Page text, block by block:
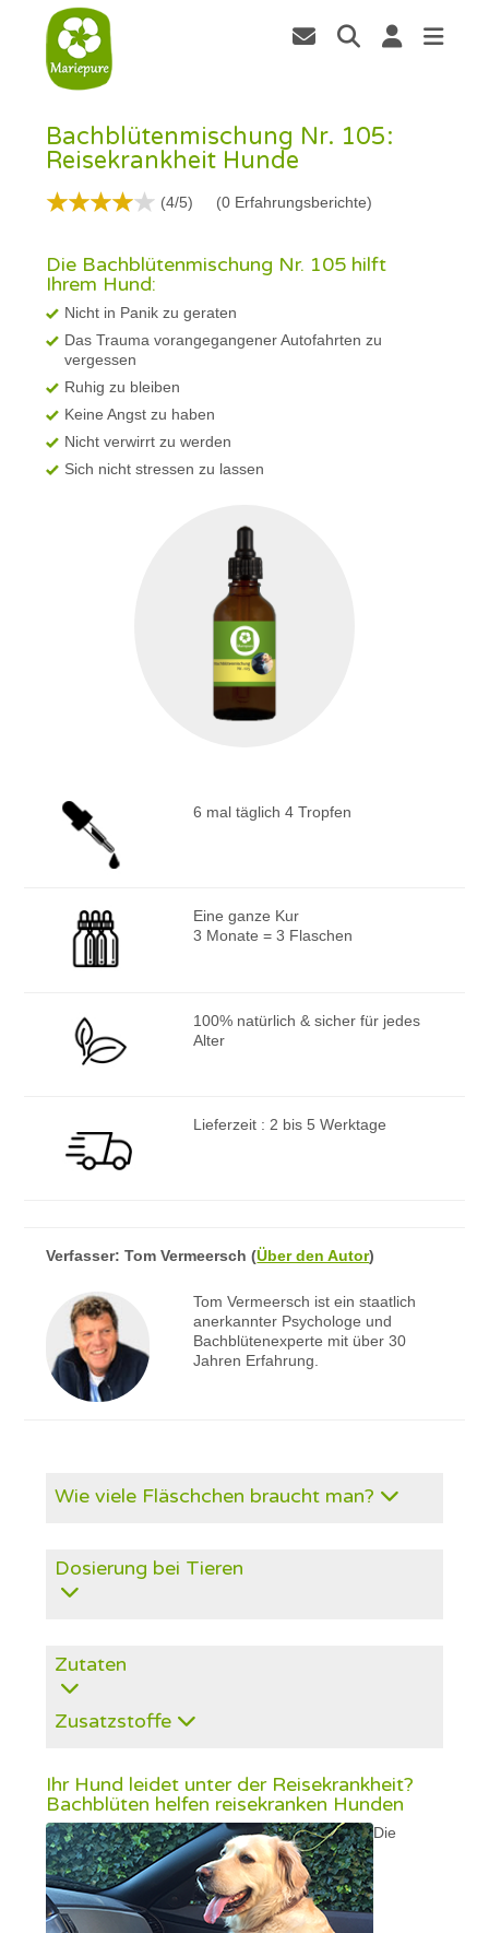
Bachblütenmischung Nr. 105:
Reisekrankheit Hunde
(4/5) (0 Erfahrungsberichte)
Die Bachblütenmischung Nr. 105 hilft
Ihrem Hund:
Nicht in Panik zu geraten
Das Trauma vorangegangener Autofahrten zu
vergessen
Ruhig zu bleiben
Keine Angst zu haben
Nicht verwirrt zu werden
Sich nicht stressen zu lassen
6 mal täglich 4 Tropfen
Eine ganze Kur
3 Monate = 3 Flaschen
100% natürlich & sicher für jedes
Alter
Lieferzeit : 2 bis 5 Werktage
Verfasser:Tom Vermeersch (Über den Autor)
Tom Vermeersch ist ein staatlich
anerkannter Psychologe und
Bachblütenexperte mit über 30
Jahren Erfahrung.
Wie viele Fläschchen braucht man?
Dosierung bei Tieren
Zutaten
Zusatzstoffe
Ihr Hund leidet unter der Reisekrankheit?
Bachblüten helfen reisekranken Hunden
Die